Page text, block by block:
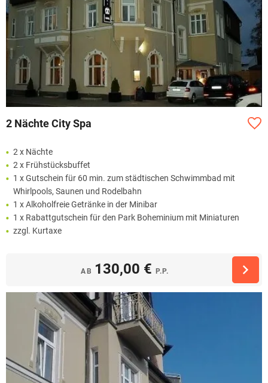
2 Nächte City Spa
2 x Nächte
2 x Frühstücksbuffet
1 x Gutschein für 60 min. zum städtischen Schwimmbad mit
Whirlpools, Saunen und Rodelbahn
1 x Alkoholfreie Getränke in der Minibar
1 x Rabattgutschein für den Park Boheminium mit Miniaturen
zzgl. Kurtaxe
AB 130,00 € P.P.